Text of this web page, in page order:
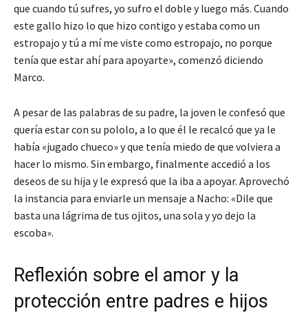
que cuando tú sufres, yo sufro el doble y luego más. Cuando
este gallo hizo lo que hizo contigo y estaba como un
estropajo y tú a mí me viste como estropajo, no porque
tenía que estar ahí para apoyarte», comenzó diciendo
Marco.
A pesar de las palabras de su padre, la joven le confesó que
quería estar con su pololo, a lo que él le recalcó que ya le
había «jugado chueco» y que tenía miedo de que volviera a
hacer lo mismo. Sin embargo, finalmente accedió a los
deseos de su hija y le expresó que la iba a apoyar. Aprovechó
la instancia para enviarle un mensaje a Nacho: «Dile que
basta una lágrima de tus ojitos, una sola y yo dejo la
escoba».
Reflexión sobre el amor y la
protección entre padres e hijos